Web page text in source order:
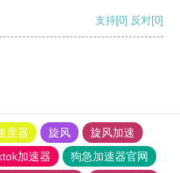
支持[0] 反对[0]
度器 旋风
旋风加速
加速器
狗急加速器官网